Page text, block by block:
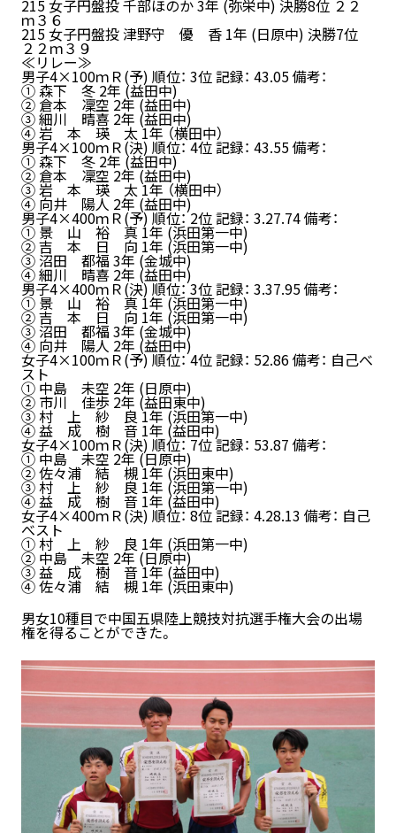
215 女子円盤投 千部ほのか 3年 (弥栄中) 決勝8位 ２２
ｍ３６
215 女子円盤投 津野守 優 香 1年 (日原中) 決勝7位
２２ｍ３９
≪リレー≫
男子4×100ｍＲ(予) 順位： 3位 記録： 43.05 備考：
① 森下 冬 2年 (益田中)
② 倉本 凜空 2年 (益田中)
③ 細川 晴喜 2年 (益田中)
④ 岩 本 瑛 太 1年 （横田中）
男子4×100ｍＲ(決) 順位： 4位 記録： 43.55 備考：
① 森下 冬 2年 (益田中)
② 倉本 凜空 2年 (益田中)
③ 岩 本 瑛 太 1年 （横田中）
④ 向井 陽人 2年 (益田中)
男子4×400ｍＲ(予) 順位： 2位 記録： 3.27.74 備考：
① 景 山 裕 真 1年 (浜田第一中)
② 吉 本 日 向 1年 (浜田第一中)
③ 沼田 都福 3年 (金城中)
④ 細川 晴喜 2年 (益田中)
男子4×400ｍＲ(決) 順位： 3位 記録： 3.37.95 備考：
① 景 山 裕 真 1年 (浜田第一中)
② 吉 本 日 向 1年 (浜田第一中)
③ 沼田 都福 3年 (金城中)
④ 向井 陽人 2年 (益田中)
女子4×100ｍＲ(予) 順位： 4位 記録： 52.86 備考： 自己べ
スト
① 中島 未空 2年 (日原中)
② 市川 佳歩 2年 (益田東中)
③ 村 上 紗 良 1年 (浜田第一中)
④ 益 成 樹 音 1年 (益田中)
女子4×100ｍＲ(決) 順位： 7位 記録： 53.87 備考：
① 中島 未空 2年 (日原中)
② 佐々浦 結 槻 1年 (浜田東中)
③ 村 上 紗 良 1年 (浜田第一中)
④ 益 成 樹 音 1年 (益田中)
女子4×400ｍＲ(決) 順位： 8位 記録： 4.28.13 備考： 自己
べスト
① 村 上 紗 良 1年 (浜田第一中)
② 中島 未空 2年 (日原中)
③ 益 成 樹 音 1年 (益田中)
④ 佐々浦 結 槻 1年 (浜田東中)
男女10種目で中国五県陸上競技対抗選手権大会の出場
権を得ることができた。